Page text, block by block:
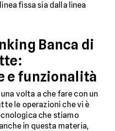
fissa sia dalla linea
Banca di
e funzionalità
volta a che fare con un
le operazioni che vi è
che stiamo
in questa materia,